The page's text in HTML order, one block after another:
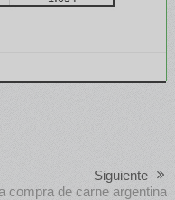
Siguiente
compra de carne argentina